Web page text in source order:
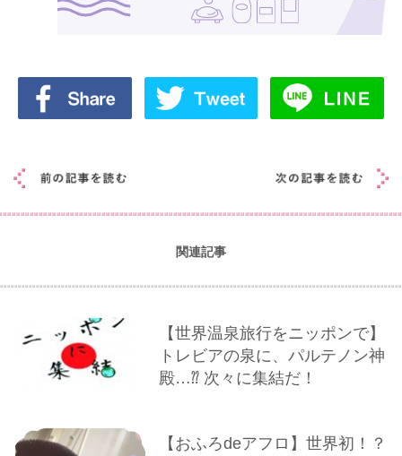
関連記事
【世界温泉旅行をニッポンで】
トレビアの泉に、パルテノン神
殿…⁇ 次々に集結だ！
【おふろdeアフロ】世界初！？